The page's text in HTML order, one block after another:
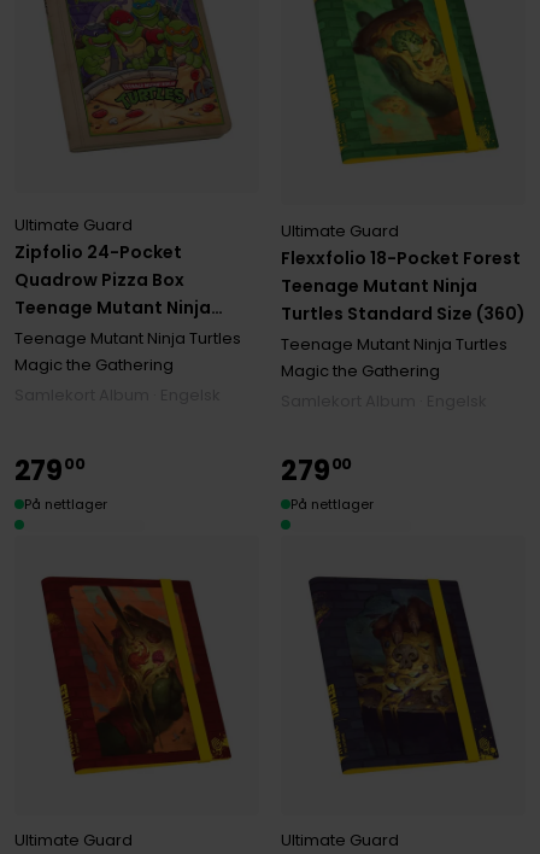
Zipfolio 24-Pocket
Quadrow Pizza Box
Teenage Mutant Ninja
Turtles XenoSkin (480)
Ultimate Guard
Teenage Mutant Ninja Turtles
Magic the Gathering
Flexxfolio 18-Pocket Forest
Teenage Mutant Ninja
Turtles Standard Size (360)
Ultimate Guard
Teenage Mutant Ninja Turtles
Magic the Gathering
Ultimate Guard
27900
På nettlager
Ultimate Guard
27900
På nettlager